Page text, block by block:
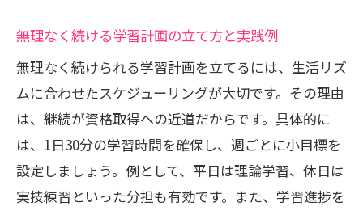
無理なく続ける学習計画の立て方と実践例
無理なく続けられる学習計画を立てるには、生活リズ
ムに合わせたスケジューリングが大切です。その理由
は、継続が資格取得への近道だからです。具体的に
は、1日30分の学習時間を確保し、週ごとに小目標を
設定しましょう。例として、平日は理論学習、休日は
実技練習といった分担も有効です。また、学習進捗を